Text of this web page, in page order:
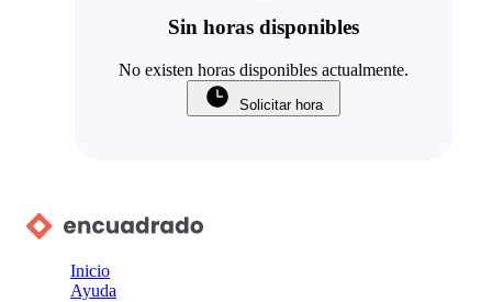
Sin horas disponibles
No existen horas disponibles actualmente.
Solicitar hora
Inicio
Ayuda